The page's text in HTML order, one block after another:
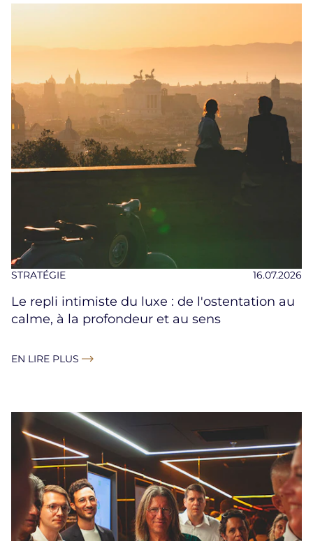
STRATÉGIE 16.07.2026
Le repli intimiste du luxe : de l'ostentation au
calme, à la profondeur et au sens
EN LIRE PLUS